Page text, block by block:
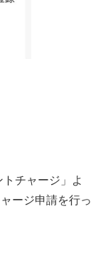
チャージ」よ
ャージ申請を行っ